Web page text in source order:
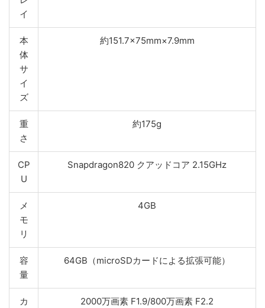
イ
本
体
サ
イ
ズ
約151.7×75mm×7.9mm
重
さ
約175g
CP
U
Snapdragon820 クアッドコア 2.15GHz
メ
モ
リ
4GB
容
量
64GB（microSDカードによる拡張可能）
カ
2000万画素 F1.9/800万画素 F2.2